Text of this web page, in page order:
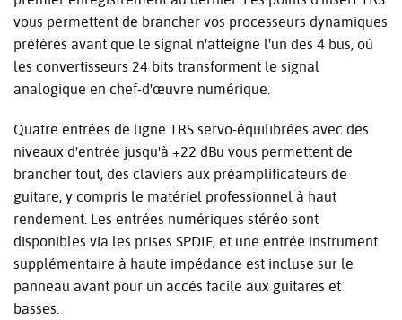
vous permettent de brancher vos processeurs dynamiques
préférés avant que le signal n'atteigne l'un des 4 bus, où
les convertisseurs 24 bits transforment le signal
analogique en chef-d'œuvre numérique.
Quatre entrées de ligne TRS servo-équilibrées avec des
niveaux d'entrée jusqu'à +22 dBu vous permettent de
brancher tout, des claviers aux préamplificateurs de
guitare, y compris le matériel professionnel à haut
rendement. Les entrées numériques stéréo sont
disponibles via les prises SPDIF, et une entrée instrument
supplémentaire à haute impédance est incluse sur le
panneau avant pour un accès facile aux guitares et
basses.